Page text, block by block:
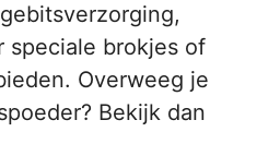
speciale brokjes of
Overweeg je
Bekijk dan